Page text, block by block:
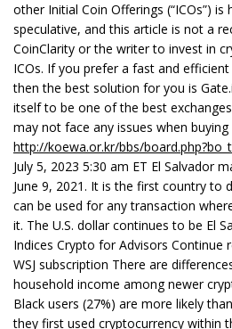
other Initial Coin Offerings (“ICOs”) is
speculative, and this article is not a
CoinClarity or the writer to invest in
ICOs. If you prefer a fast and
then the best solution for you is
itself to be one of the best
may not face any issues when buying
http://koewa.or.kr/bbs/
July 5, 2023 5:30 am ET El Salvador
June 9, 2021. It is the first country to
can be used for any transaction
it. The U.S. dollar continues to be El
Indices Crypto for Advisors Continue
WSJ subscription There are
household income among newer
Black users (27%) are more likely
they first used cryptocurrency within